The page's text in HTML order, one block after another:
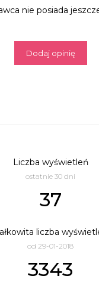
nie posiada
Dodaj opinię
Liczba wyświetleń
ostatnie 30 dni
37
liczba
od 29-01-2018
3343